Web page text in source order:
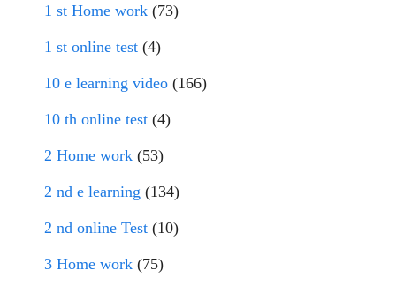
1 st Home work (73)
1 st online test (4)
10 e learning video (166)
10 th online test (4)
2 Home work (53)
2 nd e learning (134)
2 nd online Test (10)
3 Home work (75)